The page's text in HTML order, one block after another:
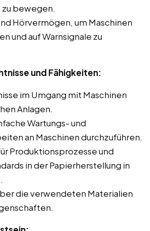
zu bewegen.
Hörvermögen, um Maschinen
und auf Warnsignale zu
und Fähigkeiten:
im Umgang mit Maschinen
Anlagen.
Wartungs- und
an Maschinen durchzuführen.
Produktionsprozesse und
in der Papierherstellung in
die verwendeten Materialien